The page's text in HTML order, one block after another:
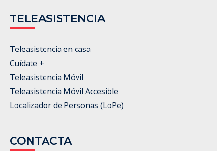
TELEASISTENCIA
Teleasistencia en casa
Cuídate +
Teleasistencia Móvil
Teleasistencia Móvil Accesible
Localizador de Personas (LoPe)
CONTACTA